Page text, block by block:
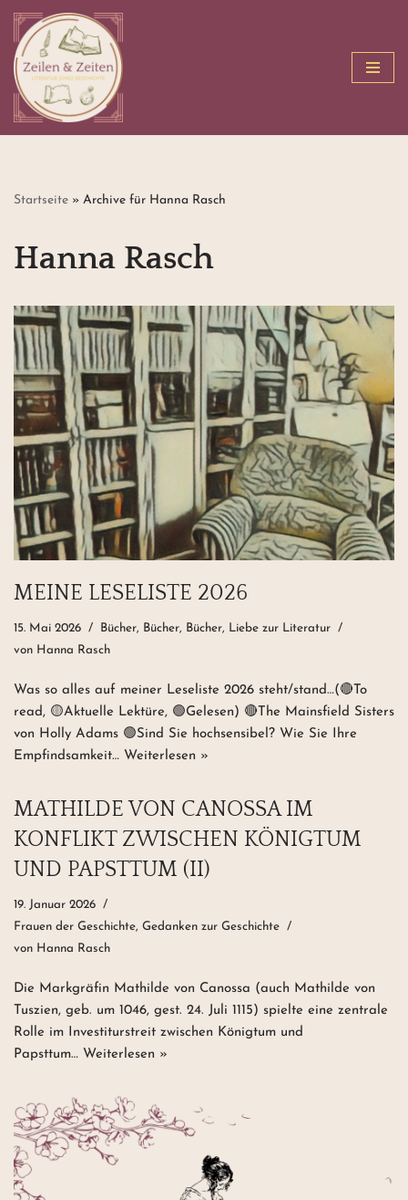
Zum
Inhalt
springen
Startseite » Archive für Hanna Rasch
Hanna Rasch
MEINE LESELISTE 2026
15. Mai 2026 Bücher, Bücher, Bücher, Liebe zur Literatur
von Hanna Rasch
Was so alles auf meiner Leseliste 2026 steht/stand…(🔴To
read, 🟡Aktuelle Lektüre, 🟢Gelesen) 🔴The Mainsfield Sisters
von Holly Adams 🟢Sind Sie hochsensibel? Wie Sie Ihre
Empfindsamkeit… Weiterlesen »
MATHILDE VON CANOSSA IM
KONFLIKT ZWISCHEN KÖNIGTUM
UND PAPSTTUM (II)
19. Januar 2026
Frauen der Geschichte, Gedanken zur Geschichte
von Hanna Rasch
Die Markgräfin Mathilde von Canossa (auch Mathilde von
Tuszien, geb. um 1046, gest. 24. Juli 1115) spielte eine zentrale
Rolle im Investiturstreit zwischen Königtum und
Papsttum… Weiterlesen »